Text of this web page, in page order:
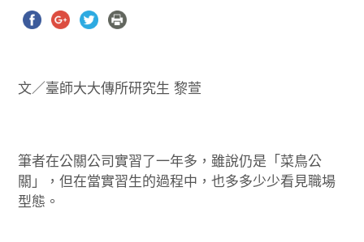
文化誌
共誌寫手
索取共誌
文／臺師大大傳所研究生 黎萱
筆者在公關公司實習了一年多，雖說仍是「菜鳥公
關」，但在當實習生的過程中，也多多少少看見職場
型態。